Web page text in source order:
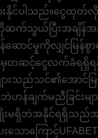
နိုင်ပါသည်။ငွေထုတ်
ကိုဆက်သွယ်ပြီးအချိန်
ဆောင်မှုကိုလျှင်မြန်စွ
ဆင့်ငွေလက်ခံရရှိရန်
းသည်သင်၏အောင်မြင်
န်ချက်မညီခြင်းမ
ျိုးမရှိဘဲအနိုင်ရရှိသည်အ
သောကြောင့်